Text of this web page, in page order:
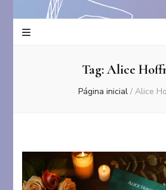
Tag:Alice
Página inicial / Alice